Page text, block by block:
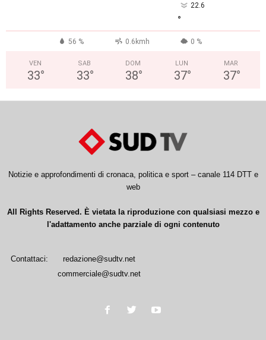
22.6
°
56 % 0.6kmh 0 %
VEN
33°
SAB
33°
DOM
38°
LUN
37°
MAR
37°
Notizie e approfondimenti di cronaca, politica e sport – canale 114 DTT e
web
All Rights Reserved. È vietata la riproduzione con qualsiasi mezzo e
l'adattamento anche parziale di ogni contenuto
Contattaci:
redazione@sudtv.net
commerciale@sudtv.net